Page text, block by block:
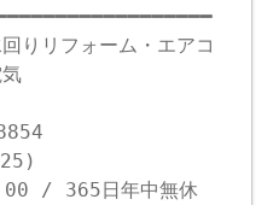
りリフォーム・エアコ
00 / 365日年中無休